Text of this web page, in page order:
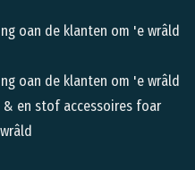
oan de klanten om 'e wrâld
oan de klanten om 'e wrâld
& en stof accessoires foar